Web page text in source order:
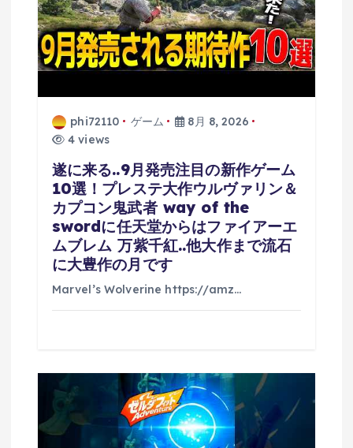
phi72110 ゲーム
8月 8, 2026
4 views
遂に来る..9月発売注目の新作ゲーム
10選！プレステ大作ウルヴァリン＆
カプコン鬼武者 way of the
swordに任天堂からはファイアーエ
ムブレム 万紫千紅..他大作まで流石
に大豊作の月です
Marvel’s Wolverine https://amz…